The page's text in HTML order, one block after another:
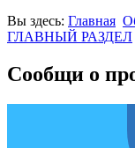
Вы здесь: Главная
ГЛАВНЫЙ РАЗДЕЛ
Сообщи о